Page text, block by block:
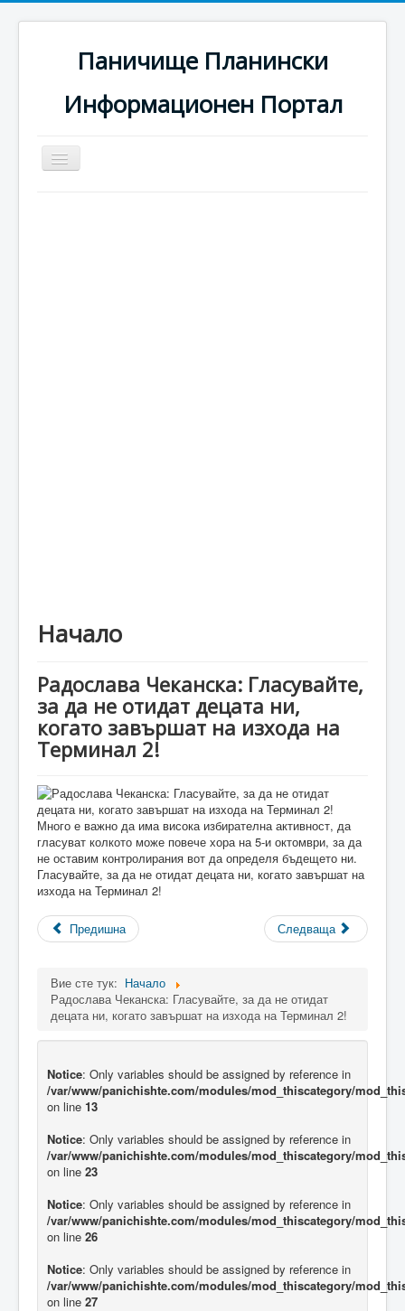
Паничище Планински
Информационен Портал
Превключи
навигация
Начало
Радослава Чеканска: Гласувайте,
за да не отидат децата ни,
когато завършат на изхода на
Терминал 2!
Много е важно да има висока избирателна активност, да
гласуват колкото може повече хора на 5-и октомври, за да
не оставим контролирания вот да определя бъдещето ни.
Гласувайте, за да не отидат децата ни, когато завършат на
изхода на Терминал 2!
Предишна Следваща
Вие сте тук: Начало
Радослава Чеканска: Гласувайте, за да не отидат
децата ни, когато завършат на изхода на Терминал 2!
Notice: Only variables should be assigned by reference in
/var/www/panichishte.com/modules/mod_thiscategory/
on line 13
Notice: Only variables should be assigned by reference in
/var/www/panichishte.com/modules/mod_thiscategory/
on line 23
Notice: Only variables should be assigned by reference in
/var/www/panichishte.com/modules/mod_thiscategory/
on line 26
Notice: Only variables should be assigned by reference in
/var/www/panichishte.com/modules/mod_thiscategory/
on line 27